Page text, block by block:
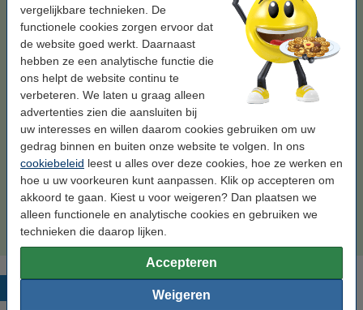
vergelijkbare technieken. De
functionele cookies zorgen ervoor dat
de website goed werkt. Daarnaast
hebben ze een analytische functie die
ons helpt de website continu te
verbeteren. We laten u graag alleen
advertenties zien die aansluiten bij
uw interesses en willen daarom cookies gebruiken om uw
gedrag binnen en buiten onze website te volgen. In ons
cookiebeleid leest u alles over deze cookies, hoe ze werken en
hoe u uw voorkeuren kunt aanpassen. Klik op accepteren om
akkoord te gaan. Kiest u voor weigeren? Dan plaatsen we
alleen functionele en analytische cookies en gebruiken we
technieken die daarop lijken.
Accepteren
Weigeren
Bekijk de specificaties en omschrijving
Bespaar37,4%op uw inkt (zonder kwaliteitsverlies)!
Direct leverbaar
Morgen verstuurd
Prijs per ml
€ 19,50 Bestellen
Zwart meebestellen
Canon PG-545 inktcartridge zwart (123inkt
huismerk)
€ 18,50
Populaire producten